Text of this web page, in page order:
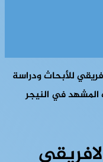
للأبحاث ودراسة
في النيجر